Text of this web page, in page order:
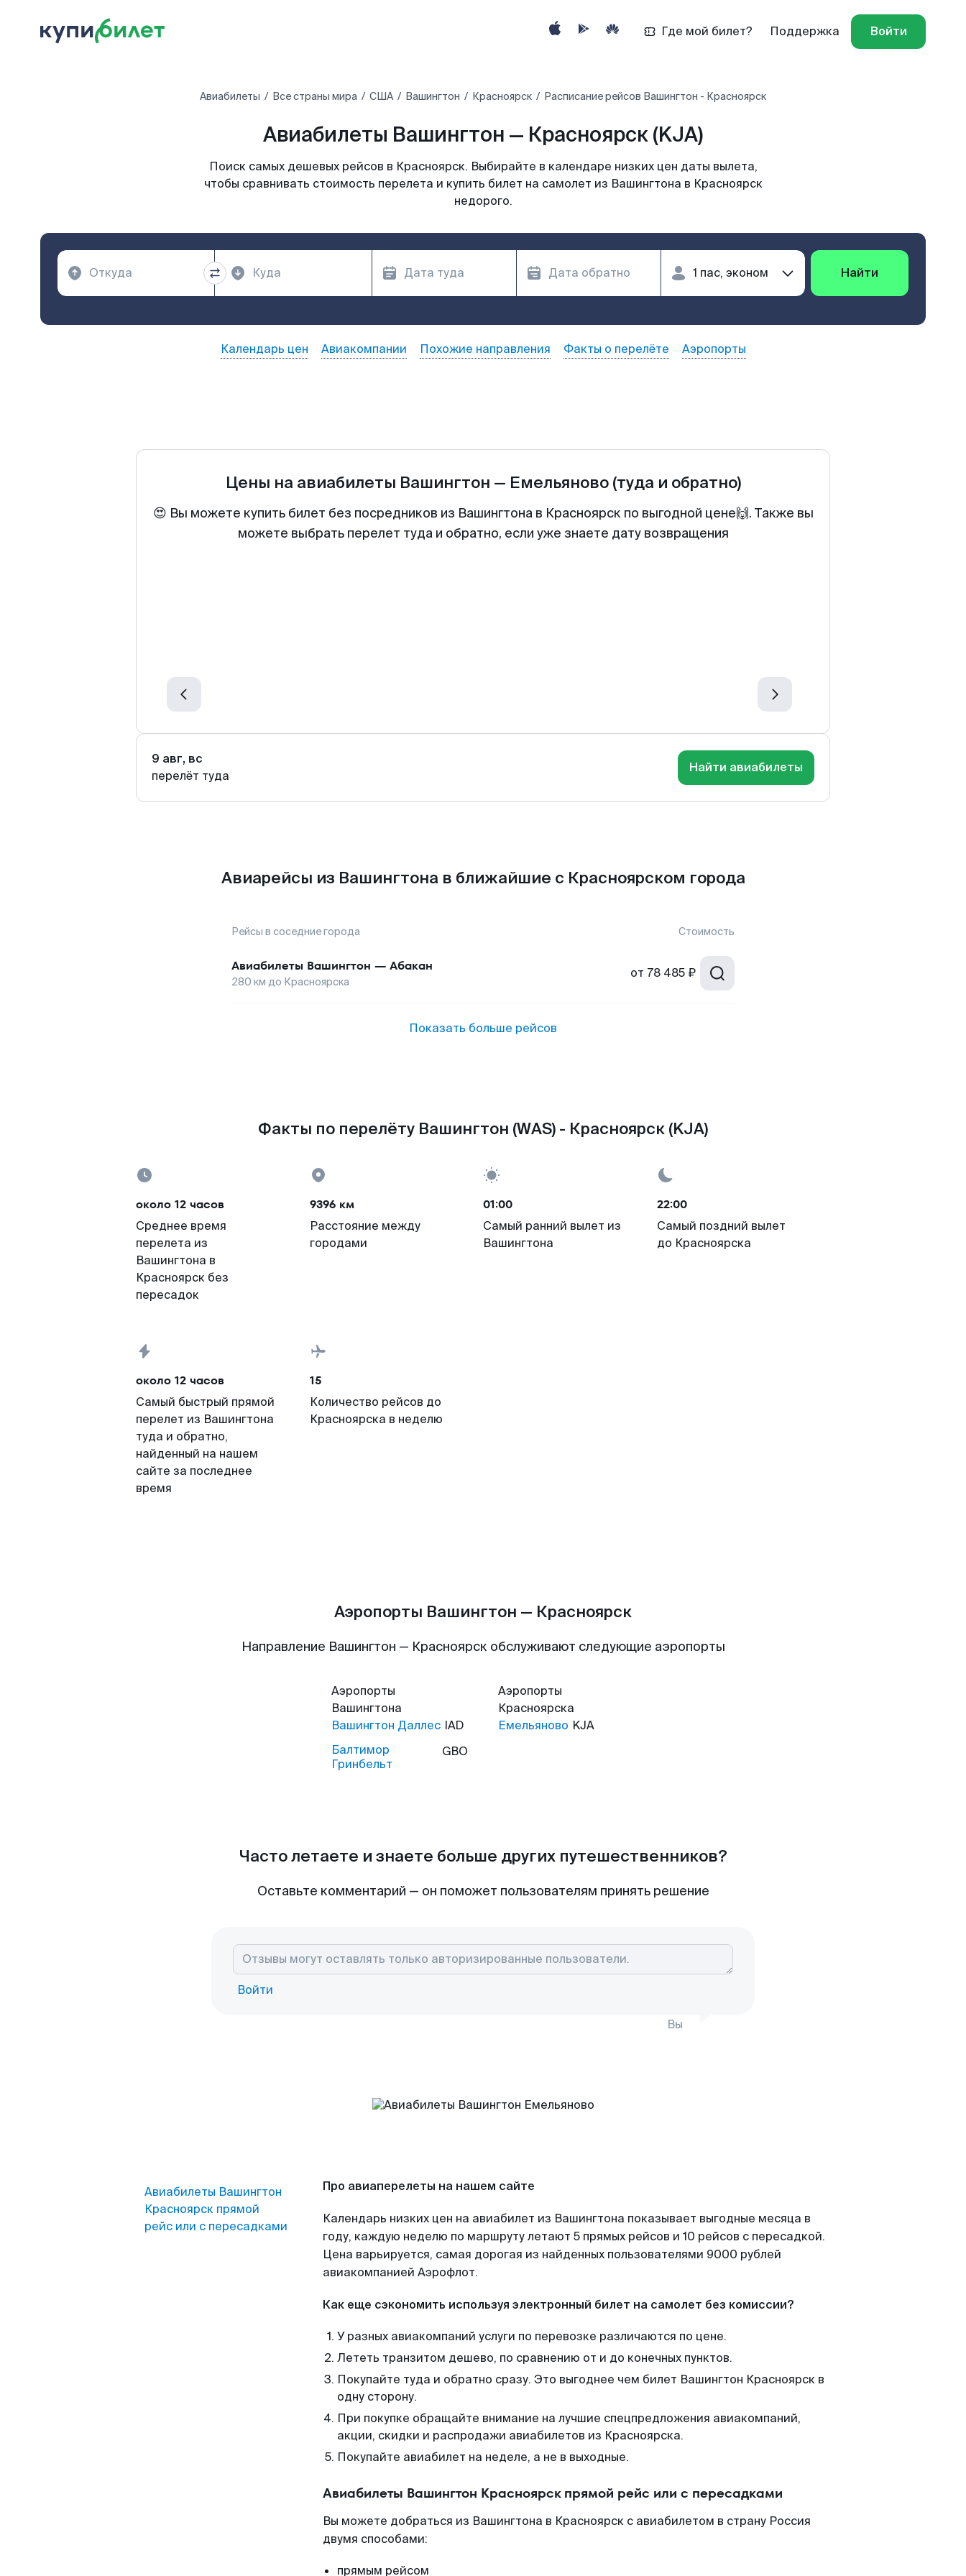
Где мой билет? Поддержка Войти
Авиабилеты Все страны мира США Вашингтон Красноярск Расписание рейсов Вашингтон - Красноярск
Авиабилеты Вашингтон — Красноярск (KJA)
Поиск самых дешевых рейсов в Красноярск. Выбирайте в календаре низких цен даты вылета,
чтобы сравнивать стоимость перелета и купить билет на самолет из Вашингтона в Красноярск
недорого.
Найти
Календарь цен Авиакомпании Похожие направления Факты о перелёте Аэропорты
Цены на авиабилеты Вашингтон — Емельяново (туда и обратно)
😍 Вы можете купить билет без посредников из Вашингтона в Красноярск по выгодной цене🙌. Также вы
можете выбрать перелет туда и обратно, если уже знаете дату возвращения
9 авг, вс
перелёт туда
Найти авиабилеты
Авиарейсы из Вашингтона в ближайшие с Красноярском города
Рейсы в соседние города Стоимость
Авиабилеты Вашингтон — Абакан
280 км до Красноярска
от 78 485 ₽
Показать больше рейсов
Факты по перелёту Вашингтон (WAS) - Красноярск (KJA)
около 12 часов
Среднее время
перелета из
Вашингтона в
Красноярск без
пересадок
9396 км
Расстояние между
городами
01:00
Самый ранний вылет из
Вашингтона
22:00
Самый поздний вылет
до Красноярска
около 12 часов
Самый быстрый прямой
перелет из Вашингтона
туда и обратно,
найденный на нашем
сайте за последнее
время
15
Количество рейсов до
Красноярска в неделю
Аэропорты Вашингтон — Красноярск
Направление Вашингтон — Красноярск обслуживают следующие аэропорты
Аэропорты
Вашингтона
Вашингтон Даллес IAD
Балтимор
Гринбельт
GBO
Аэропорты
Красноярска
Емельяново KJA
Часто летаете и знаете больше других путешественников?
Оставьте комментарий — он поможет пользователям принять решение
Войти
Вы
Авиабилеты Вашингтон
Красноярск прямой
рейс или с пересадками
Про авиаперелеты на нашем сайте
Календарь низких цен на авиабилет из Вашингтона показывает выгодные месяца в
году, каждую неделю по маршруту летают 5 прямых рейсов и 10 рейсов с пересадкой.
Цена варьируется, самая дорогая из найденных пользователями 9000 рублей
авиакомпанией Аэрофлот.
Как еще сэкономить используя электронный билет на самолет без комиссии?
У разных авиакомпаний услуги по перевозке различаются по цене.
Лететь транзитом дешево, по сравнению от и до конечных пунктов.
Покупайте туда и обратно сразу. Это выгоднее чем билет Вашингтон Красноярск в
одну сторону.
При покупке обращайте внимание на лучшие спецпредложения авиакомпаний,
акции, скидки и распродажи авиабилетов из Красноярска.
Покупайте авиабилет на неделе, а не в выходные.
Авиабилеты Вашингтон Красноярск прямой рейс или с пересадками
Вы можете добраться из Вашингтона в Красноярск с авиабилетом в страну Россия
двумя способами:
прямым рейсом